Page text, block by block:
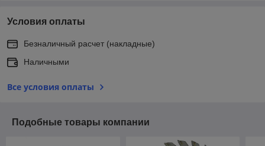
Условия оплаты
Безналичный расчет (накладные)
Наличными
Все условия оплаты
Подобные товары компании